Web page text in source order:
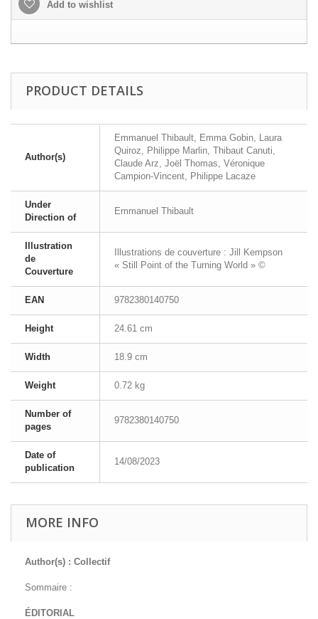
Add to wishlist
PRODUCT DETAILS
Author(s)
Emmanuel Thibault, Emma Gobin, Laura
Quiroz, Philippe Marlin, Thibaut Canuti,
Claude Arz, Joël Thomas, Véronique
Campion-Vincent, Philippe Lacaze
Under
Direction of
Emmanuel Thibault
Illustration
de
Couverture
Illustrations de couverture : Jill Kempson
« Still Point of the Turning World » ©
EAN 9782380140750
Height 24.61 cm
Width 18.9 cm
Weight 0.72 kg
Number of
pages
9782380140750
Date of
publication
14/08/2023
MORE INFO
Author(s) : Collectif
Sommaire :
ÉDITORIAL